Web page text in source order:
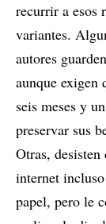
recurrir a esos
variantes.
autores
aunque exigen
seis meses y
preservar sus
Otras,
internet
papel, pero le